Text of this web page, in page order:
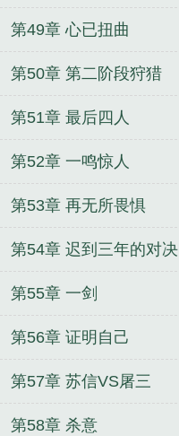
第49章 心已扭曲
第50章 第二阶段狩猎
第51章 最后四人
第52章 一鸣惊人
第53章 再无所畏惧
第54章 迟到三年的对决
第55章 一剑
第56章 证明自己
第57章 苏信VS屠三
第58章 杀意